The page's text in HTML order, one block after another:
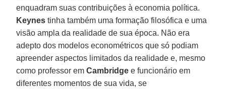
enquadram suas contribuições à economia política.
Keynes tinha também uma formação filosófica e uma
visão ampla da realidade de sua época. Não era
adepto dos modelos econométricos que só podiam
apreender aspectos limitados da realidade e, mesmo
como professor emCambridge e funcionário em
diferentes momentos de sua vida, se